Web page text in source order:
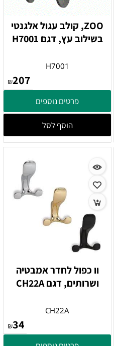
ZOO, קולב עגול אלגנטי
בשילוב עץ, דגם H7001
H7001
₪207
פרטים נוספים
הוסף לסל
וו כפול לחדר אמבטיה
ושרותים, דגם CH22A
CH22A
₪34